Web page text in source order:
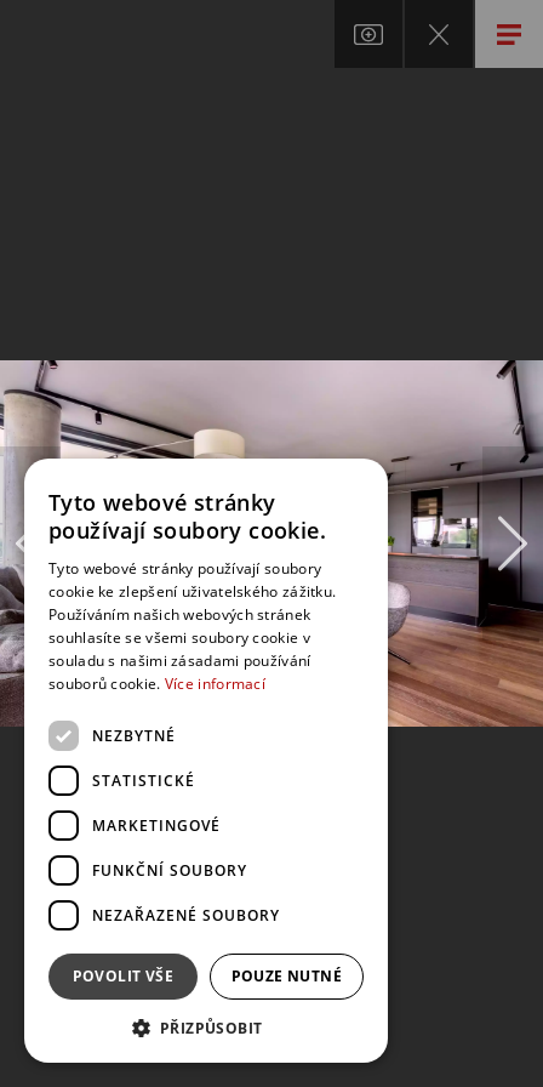
Tyto webové stránky
používají soubory cookie.
Tyto webové stránky používají soubory
cookie ke zlepšení uživatelského zážitku.
Používáním našich webových stránek
souhlasíte se všemi soubory cookie v
souladu s našimi zásadami používání
souborů cookie. Více informací
NEZBYTNÉ
STATISTICKÉ
MARKETINGOVÉ
FUNKČNÍ SOUBORY
NEZAŘAZENÉ SOUBORY
POVOLIT VŠE POUZE NUTNÉ
PŘIZPŮSOBIT